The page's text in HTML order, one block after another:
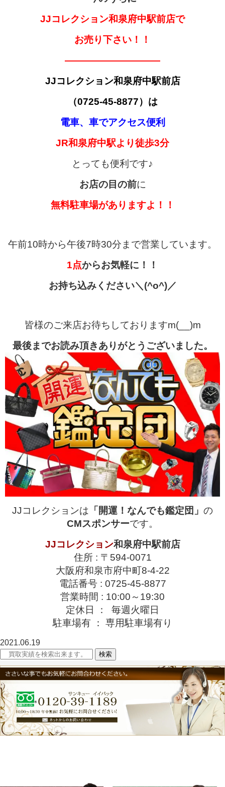
JJコレクション和泉府中駅前店で
お売り下さい！！
——————————
JJコレクション和泉府中駅前店
（0725-45-8877）は
電車、車でアクセス便利
JR和泉府中駅より徒歩3分
とっても便利です♪
お店の目の前に
無料駐車場がありますよ！！
午前10時から午後7時30分まで営業しています。
1点からお気軽に！！
お持ち込みください＼(^o^)／
皆様のご来店お待ちしておりますm(__)m
最後までお読み頂きありがとうございました。
JJコレクションは 「開運！なんでも鑑定団」 の
CMスポンサーです。
JJコレクション和泉府中駅前店
住所 : 〒594-0071
大阪府和泉市府中町8-4-22
電話番号 : 0725-45-8877
営業時間 : 10:00～19:30
定休日 ： 毎週火曜日
駐車場有 ： 専用駐車場有り
2021.06.19